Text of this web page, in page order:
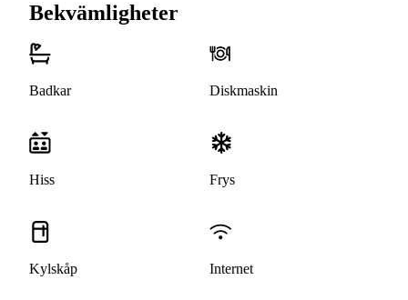
Bekvämligheter
Badkar Diskmaskin
Hiss Frys
Kylskåp Internet